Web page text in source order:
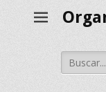
Buscar: